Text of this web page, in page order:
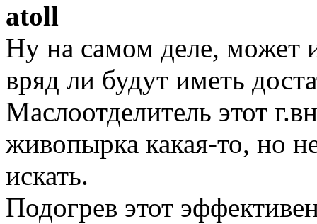
atoll
Ну на самом деле, может
вряд ли будут иметь
Маслоотделитель этот
живопырка какая-то, но
искать.
Подогрев этот